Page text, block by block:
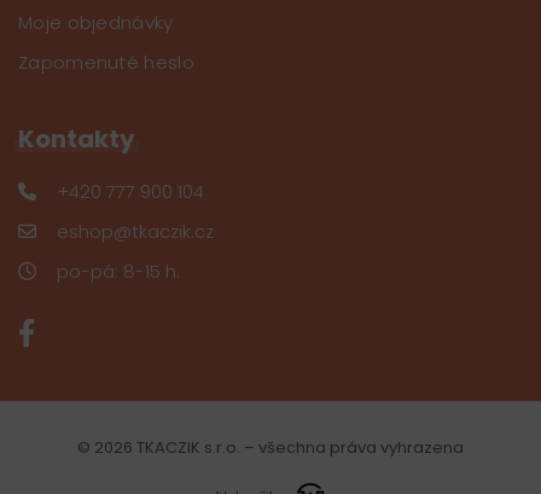
Moje objednávky
Zapomenuté heslo
Kontakty
+420 777 900 104
eshop@tkaczik.cz
po-pá: 8-15 h.
© 2026 TKACZIK s.r.o. – všechna práva vyhrazena